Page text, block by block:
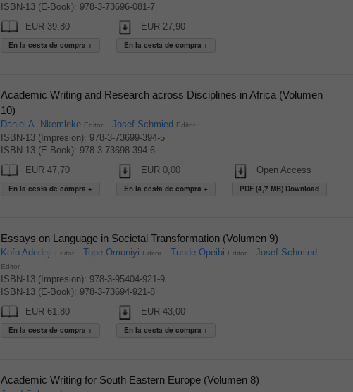
ISBN-13 (E-Book): 978-3-73696-081-7
EUR 39,80
EUR 27,90
Academic Writing and Research across Disciplines in Africa (Volumen
10)
Daniel A. Nkemleke Editor Josef Schmied Editor
ISBN-13 (Impresion): 978-3-73699-394-5
ISBN-13 (E-Book): 978-3-73698-394-6
EUR 47,70
EUR 0,00 Open Access
PDF (4,7 MB) Download
Essays on Language in Societal Transformation (Volumen 9)
Kofo Adedeji Editor Tope Omoniyi Editor Tunde Opeibi Editor Josef Schmied
Editor
ISBN-13 (Impresion): 978-3-95404-921-9
ISBN-13 (E-Book): 978-3-73694-921-8
EUR 61,80
EUR 43,00
Academic Writing for South Eastern Europe (Volumen 8)